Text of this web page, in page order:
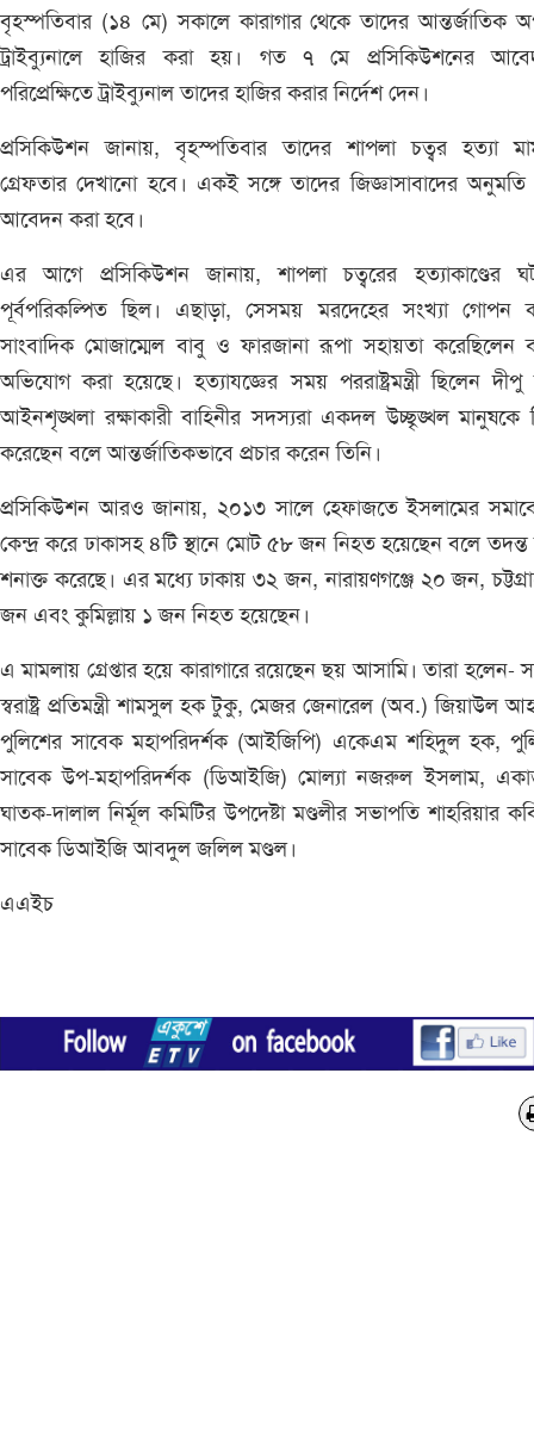
বৃহস্পতিবার (১৪ মে) সকালে কারাগার থেকে তাদের আন্তর্জাতিক
ট্রাইব্যুনালে হাজির করা হয়। গত ৭ মে প্রসিকিউশনের
পরিপ্রেক্ষিতে ট্রাইব্যুনাল তাদের হাজির করার নির্দেশ দেন।
প্রসিকিউশন জানায়, বৃহস্পতিবার তাদের শাপলা চত্বর হত্যা
গ্রেফতার দেখানো হবে। একই সঙ্গে তাদের জিজ্ঞাসাবাদের অনুমতি
আবেদন করা হবে।
এর আগে প্রসিকিউশন জানায়, শাপলা চত্বরের হত্যাকাণ্ডের
পূর্বপরিকল্পিত ছিল। এছাড়া, সেসময় মরদেহের সংখ্যা গোপন
সাংবাদিক মোজাম্মেল বাবু ও ফারজানা রূপা সহায়তা করেছিলেন
অভিযোগ করা হয়েছে। হত্যাযজ্ঞের সময় পররাষ্ট্রমন্ত্রী ছিলেন দীপু
আইনশৃঙ্খলা রক্ষাকারী বাহিনীর সদস্যরা একদল উচ্ছৃঙ্খল মানুষকে
করেছেন বলে আন্তর্জাতিকভাবে প্রচার করেন তিনি।
প্রসিকিউশন আরও জানায়, ২০১৩ সালে হেফাজতে ইসলামের
কেন্দ্র করে ঢাকাসহ ৪টি স্থানে মোট ৫৮ জন নিহত হয়েছেন বলে তদন্ত
শনাক্ত করেছে। এর মধ্যে ঢাকায় ৩২ জন, নারায়ণগঞ্জে ২০ জন,
জন এবং কুমিল্লায় ১ জন নিহত হয়েছেন।
এ মামলায় গ্রেপ্তার হয়ে কারাগারে রয়েছেন ছয় আসামি। তারা হলেন-
স্বরাষ্ট্র প্রতিমন্ত্রী শামসুল হক টুকু, মেজর জেনারেল (অব.) জিয়াউল
পুলিশের সাবেক মহাপরিদর্শক (আইজিপি) একেএম শহিদুল হক,
সাবেক উপ-মহাপরিদর্শক (ডিআইজি) মোল্যা নজরুল ইসলাম,
ঘাতক-দালাল নির্মূল কমিটির উপদেষ্টা মণ্ডলীর সভাপতি শাহরিয়ার
সাবেক ডিআইজি আবদুল জলিল মণ্ডল।
এএইচ